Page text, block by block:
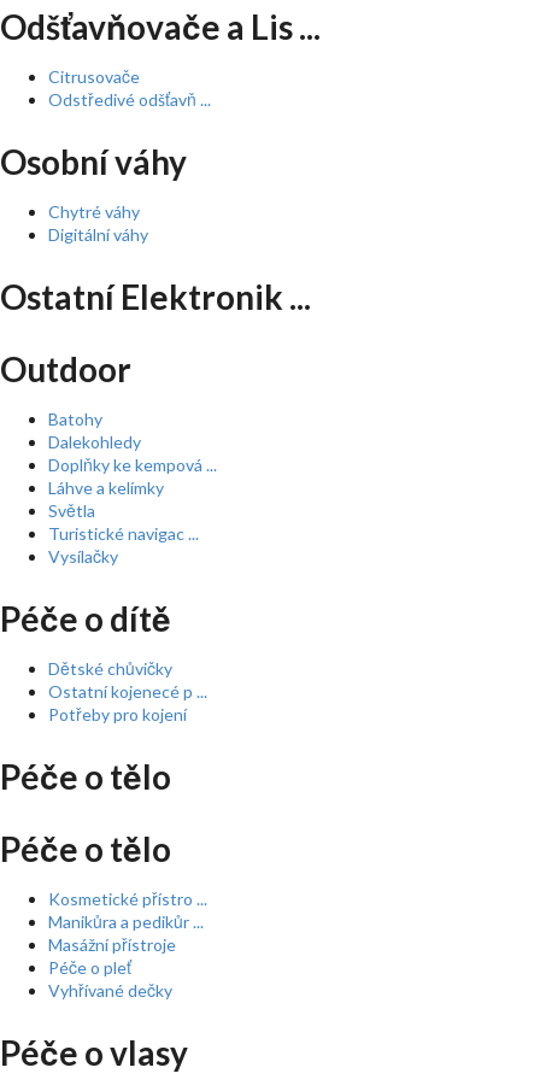
Odšťavňovače a Lis ...
Citrusovače
Odstředivé odšťavň ...
Osobní váhy
Chytré váhy
Digitální váhy
Ostatní Elektronik ...
Outdoor
Batohy
Dalekohledy
Doplňky ke kempová ...
Láhve a kelímky
Světla
Turistické navigac ...
Vysílačky
Péče o dítě
Dětské chůvičky
Ostatní kojenecé p ...
Potřeby pro kojení
Péče o tělo
Péče o tělo
Kosmetické přístro ...
Manikůra a pedikůr ...
Masážní přístroje
Péče o pleť
Vyhřívané dečky
Péče o vlasy